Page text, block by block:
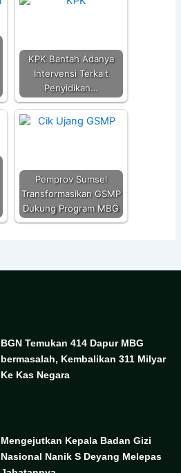
KPK Bantah Adanya
Intervensi Terkait
Penyidikan…
Pemprov Sumsel
Transformasikan GSMP
Dukung Program MBG
BGN Temukan 414 Dapur MBG
bermasalah, Kembalikan 311 Milyar
Ke Kas Negara
Mengejutkan Kepala Badan Gizi
Nasional Nanik S Deyang Melepas